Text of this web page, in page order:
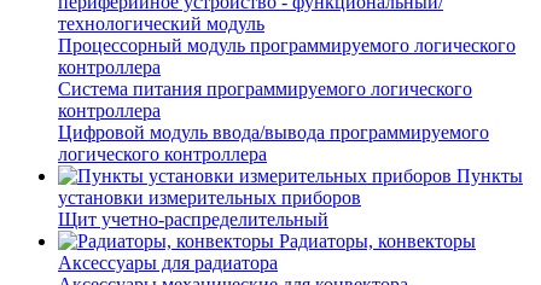
технологический модуль
Процессорный модуль программируемого логического
контроллера
Система питания программируемого логического
контроллера
Цифровой модуль ввода/вывода программируемого
логического контроллера
Пункты
установки измерительных приборов
Щит учетно-распределительный
Радиаторы, конвекторы
Аксессуары для радиатора